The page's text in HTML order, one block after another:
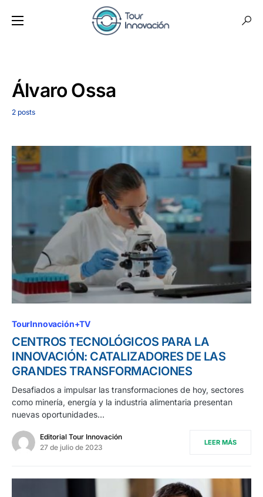
Álvaro Ossa
2 posts
TourInnovación+TV
CENTROS TECNOLÓGICOS PARA LA
INNOVACIÓN: CATALIZADORES DE LAS
GRANDES TRANSFORMACIONES
Desafiados a impulsar las transformaciones de hoy, sectores
como minería, energía y la industria alimentaria presentan
nuevas oportunidades…
Editorial Tour Innovación
27 de julio de 2023
LEER MÁS